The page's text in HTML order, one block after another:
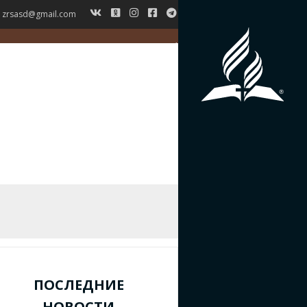
zrsasd@gmail.com
ПОСЛЕДНИЕ